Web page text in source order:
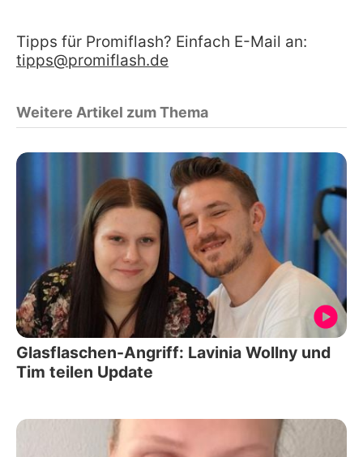
Tipps für Promiflash? Einfach E-Mail an:
tipps@promiflash.de
Weitere Artikel zum Thema
Glasflaschen-Angriff: Lavinia Wollny und
Tim teilen Update